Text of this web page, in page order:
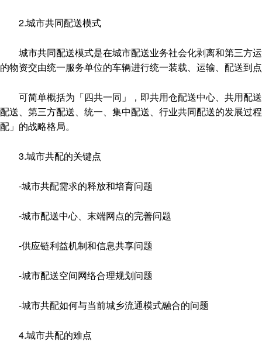
2.城市共同配送模式
城市共同配送模式是在城市配送业务社会化剥离和第三方
的物资交由统一服务单位的车辆进行统一装载、运输、配送到
可简单概括为「四共一同」，即共用仓配送中心、共用配
配送、第三方配送、统一、集中配送、行业共同配送的发展过
配」的战略格局。
3.城市共配的关键点
-城市共配需求的释放和培育问题
-城市配送中心、末端网点的完善问题
-供应链利益机制和信息共享问题
-城市配送空间网络合理规划问题
-城市共配如何与当前城乡流通模式融合的问题
4.城市共配的难点